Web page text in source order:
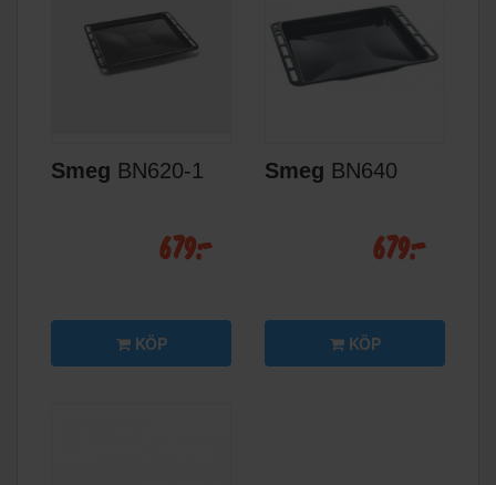
Smeg BN620-1
679:-
KÖP
Smeg BN640
679:-
KÖP